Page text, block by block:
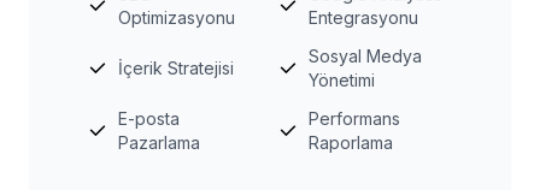
Optimizasyonu
Entegrasyonu
İçerik Stratejisi
Sosyal Medya
Yönetimi
E-posta
Pazarlama
Performans
Raporlama